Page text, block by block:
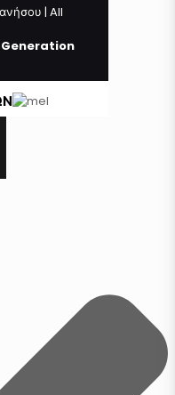
| All
Generation